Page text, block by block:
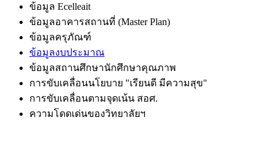
ข้อมูล Ecelleait
ข้อมูลอาคารสถานที่ (Master Plan)
ข้อมูลครุภัณฑ์
ข้อมูลงบประมาณ
ข้อมูลสถานศึกษานักศึกษาคุณภาพ
การขับเคลื่อนนโยบาย "เรียนดี มีความสุข"
การขับเคลื่อนตามจุดเน้น สอศ.
ความโดดเด่นของวิทยาลัยฯ